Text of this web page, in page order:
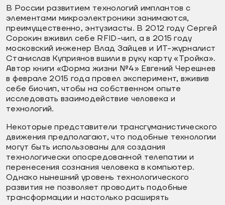
В России развитием технологий имплантов с
элементами микроэлектроники занимаются,
преимущественно, энтузиасты. В 2012 году Сергей
Сорокин вживил себе RFID-чип, а в 2015 году
московский инженер Влад Зайцев и ИТ-журналист
Станислав Куприянов вшили в руку карту «Тройка».
Автор книги «Форма жизни №4» Евгений Черешнев
в феврале 2015 года провел эксперимент, вживив
себе биочип, чтобы на собственном опыте
исследовать взаимодействие человека и
технологий.
Некоторые представители трансгуманистического
движения предполагают, что подобные технологии
могут быть использованы для создания
технологически опосредованной телепатии и
перенесения сознания человека в компьютер.
Однако нынешний уровень технологического
развития не позволяет проводить подобные
трансформации и настолько расширять